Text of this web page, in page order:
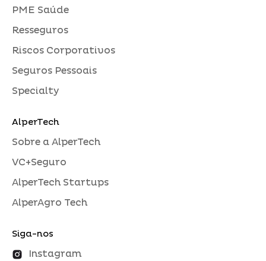
PME Saúde
Resseguros
Riscos Corporativos
Seguros Pessoais
Specialty
AlperTech
Sobre a AlperTech
VC+Seguro
AlperTech Startups
AlperAgro Tech
Siga-nos
Instagram